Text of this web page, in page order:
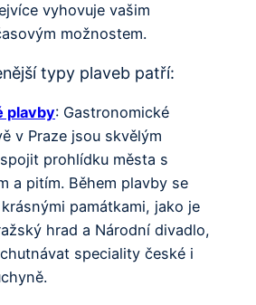
vyhovuje vašim
možnostem.
typy plaveb patří:
plavby: Gastronomické
v Praze jsou skvělým
prohlídku města s
a pitím. Během plavby se
památkami, jako je
hrad a Národní divadlo,
speciality české i